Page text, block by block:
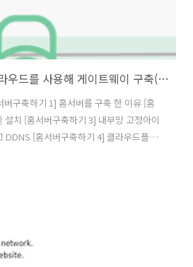
[홈서버구축하기 5] 클라우드를 사용해 게이트웨이 구축(feat.vpn)
구축하기 1] 홈서버를 구축 한 이유 [홈
설치 [홈서버구축하기 3] 내부망 고정아이
DDNS [홈서버구축하기 4] 클라우드플레
숨기기(feat. HTTPS) [홈서버구축하기 5]
모습 그리고 총 비용 내가 처음 홈서버
나가 DDoS이다. 첫째, Cloudflare에서
..